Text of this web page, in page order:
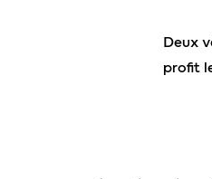
Deux
profit